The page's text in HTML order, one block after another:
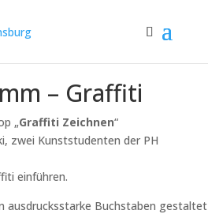
– Graffiti
„Graffiti Zeichnen“
zwei Kunststudenten der PH
einführen.
ausdrucksstarke Buchstaben gestaltet